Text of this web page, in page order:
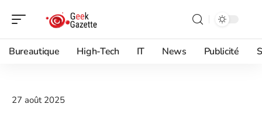
Bureautique High-Tech IT News Publicité
27 août 2025